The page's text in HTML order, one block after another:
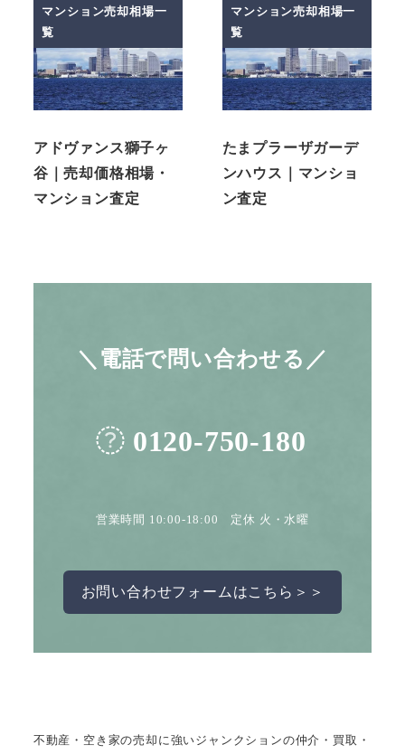
マンション売却相場一
覧
アドヴァンス獅子ヶ
谷｜売却価格相場・
マンション査定
マンション売却相場一
覧
たまプラーザガーデ
ンハウス｜マンショ
ン査定
＼電話で問い合わせる／
0120-750-180
営業時間 10:00-18:00 定休 火・水曜
お問い合わせフォームはこちら＞＞
不動産・空き家の売却に強いジャンクションの仲介・買取・